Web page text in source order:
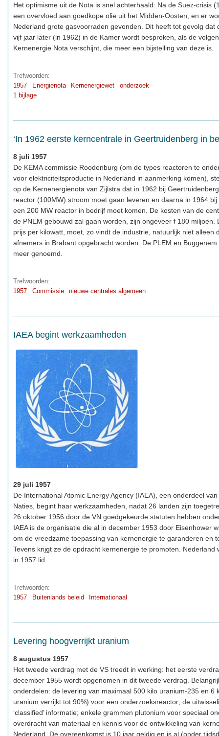
Het optimisme uit de Nota is snel achterhaald: Na de Suez-crisis
een overvloed aan goedkope olie uit het Midden-Oosten, en er
Nederland grote gasvoorraden gevonden. Dit heeft tot gevolg dat
vijf jaar later (in 1962) in de Kamer wordt besproken, als de
Kernenergie Nota verschijnt, die meer een bijstelling van deze is.
Trefwoorden:
1957
Energienota Kernenergiewet
onderzoek
1 bijlage
‘In 1962 eerste kerncentrale in Geertruidenberg in
8 juli 1957
De KEMA commissie Roodenburg (om de types reactoren te
voor elektriciteitsproductie in Nederland in aanmerking komen),
op de Kernenergienota van Zijlstra dat in 1962 bij
reactor (100MW) stroom moet gaan leveren en daarna in 1964 bij
een 200 MW reactor in bedrijf moet komen. De kosten van de
de PNEM gebouwd zal gaan worden, zijn ongeveer f 180 miljoen.
prijs per kilowatt, moet, zo vindt de industrie, natuurlijk niet alleen
afnemers in Brabant opgebracht worden. De PLEM en
meer genoemd.
Trefwoorden:
1957
Commissie nieuwe centrales algemeen
IAEA begint werkzaamheden
29 juli 1957
De International Atomic Energy Agency (IAEA), een onderdeel
Naties, begint haar werkzaamheden, nadat 26 landen zijn
26 oktober 1956 door de VN goedgekeurde statuten hebben
IAEA is de organisatie die al in december 1953 door Eisenhower
om de vreedzame toepassing van kernenergie te garanderen en
Tevens krijgt ze de opdracht kernenergie te promoten. Nederland
in 1957 lid.
Trefwoorden:
1957
Buitenlands beleid Internationaal
Levering hoogverrijkt uranium
8 augustus 1957
Het tweede verdrag met de VS treedt in werking: het eerste
december 1955 wordt opgenomen in dit tweede verdrag.
onderdelen: de levering van maximaal 500 kilo uranium-235 en 6
uranium verrijkt tot 90%) voor een onderzoeksreactor; de
‘classified’ informatie; enkele grammen plutonium voor speciaal
overdracht van materiaal en kennis voor de ontwikkeling van
Nederland. De overeenkomst is 10 jaar geldig en is al (onder